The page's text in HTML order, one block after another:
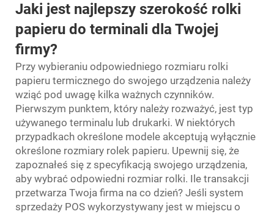
Jaki jest najlepszy szerokość rolki
papieru do terminali dla Twojej
firmy?
Przy wybieraniu odpowiedniego rozmiaru rolki
papieru termicznego do swojego urządzenia należy
wziąć pod uwagę kilka ważnych czynników.
Pierwszym punktem, który należy rozważyć, jest typ
używanego terminalu lub drukarki. W niektórych
przypadkach określone modele akceptują wyłącznie
określone rozmiary rolek papieru. Upewnij się, że
zapoznałeś się z specyfikacją swojego urządzenia,
aby wybrać odpowiedni rozmiar rolki. Ile transakcji
przetwarza Twoja firma na co dzień? Jeśli system
sprzedaży POS wykorzystywany jest w miejscu o